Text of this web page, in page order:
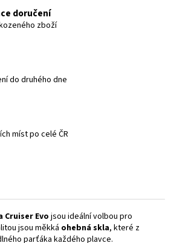
doručení
zboží
do druhého dne
míst po celé ČR
Cruiser Evo jsou ideální volbou pro
jsou měkká ohebná skla, které z
parťáka každého plavce.